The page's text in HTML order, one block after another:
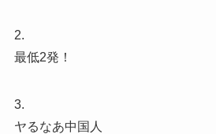
2.
最低2発！
3.
ヤるなあ中国人